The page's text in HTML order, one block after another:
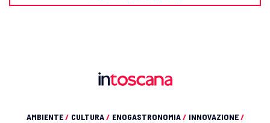
AMBIENTE/ CULTURA/ ENOGASTRONOMIA/ INNOVAZIONE/